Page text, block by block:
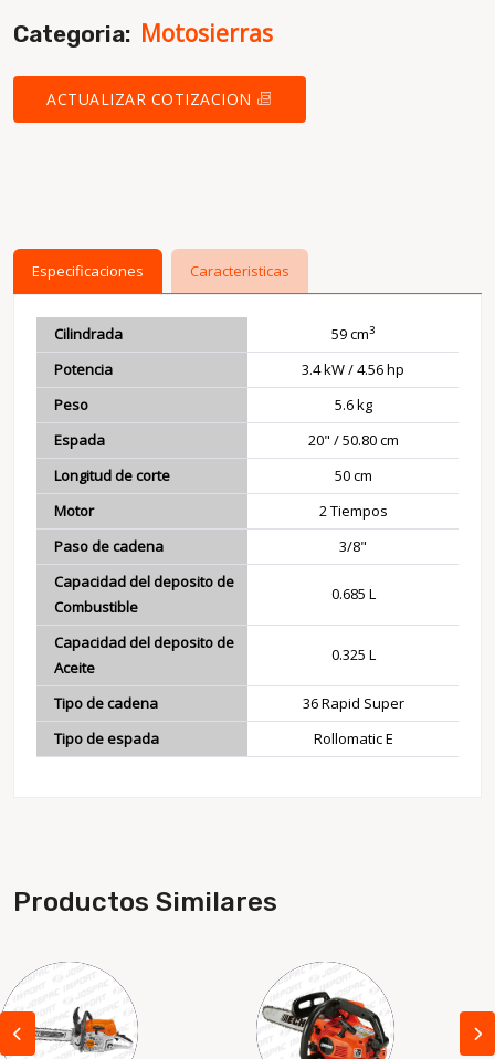
Categoria: Motosierras
ACTUALIZAR COTIZACION
Especificaciones Caracteristicas
Cilindrada 59 cm3
Potencia
3.4 kW / 4.56 hp
Peso
5.6 kg
Espada
20" / 50.80 cm
Longitud de corte
50 cm
Motor
2 Tiempos
Paso de cadena
3/8"
Capacidad del deposito de
Combustible
0.685 L
Capacidad del deposito de
Aceite
0.325 L
Tipo de cadena
36 Rapid Super
Tipo de espada
Rollomatic E
Productos Similares